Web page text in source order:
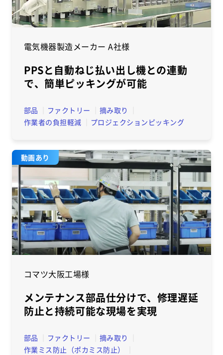
電気機器製造メーカー A社様
PPSと自動ねじ払い出し機との連動
で、簡単ピッキングが可能
部品 ファクトリー
摘み取り
作業者の負担軽減
プロジェクションピッキング
動画あり
コマツ大阪工場様
メンテナンス部品仕分けで、修理遅延
防止と持続可能な現場を実現
部品 ファクトリー
摘み取り
作業ミス防止（ポカミス防止）